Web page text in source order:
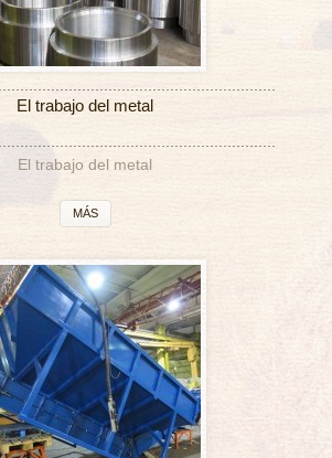
El trabajo del metal
El trabajo del metal
MÁS